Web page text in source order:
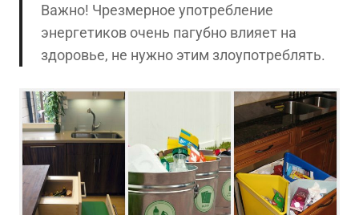
Важно! Чрезмерное употребление
энергетиков очень пагубно влияет на
здоровье, не нужно этим злоупотреблять.